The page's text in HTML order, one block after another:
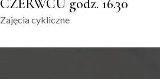
CZERWCU godz. 16.30
Zajęcia cykliczne